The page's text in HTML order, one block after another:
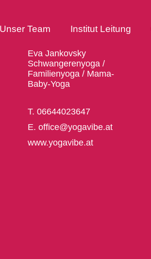
Unser Team Institut Leitung
Eva Jankovsky
Schwangerenyoga /
Familienyoga / Mama-
Baby-Yoga
T. 06644023647
E. office@yogavibe.at
www.yogavibe.at